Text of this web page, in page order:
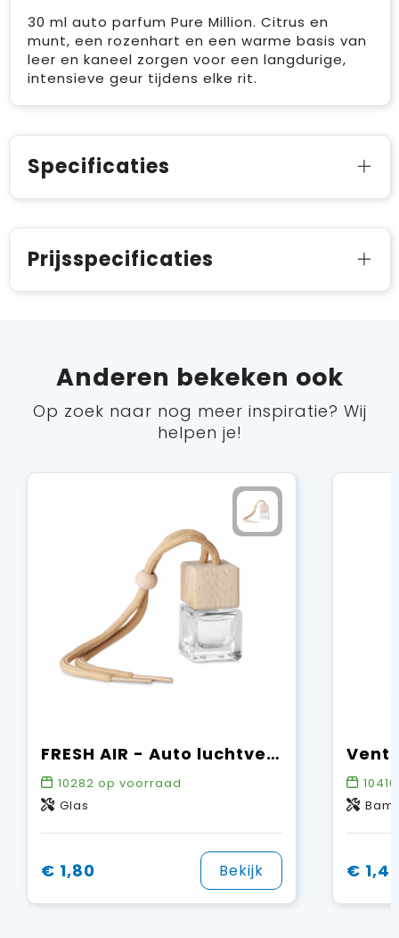
30 ml auto parfum Pure Million. Citrus en
munt, een rozenhart en een warme basis van
leer en kaneel zorgen voor een langdurige,
intensieve geur tijdens elke rit.
Specificaties
Prijsspecificaties
Anderen bekeken ook
Op zoek naar nog meer inspiratie? Wij
helpen je!
FRESH AIR - Auto luchtverfrisser
10282 op voorraad
Glas
€ 1,80 Bekijk
10416
€